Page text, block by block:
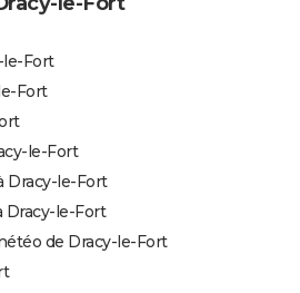
le-Fort
Fort
le-Fort
Dracy-le-Fort
Dracy-le-Fort
de Dracy-le-Fort